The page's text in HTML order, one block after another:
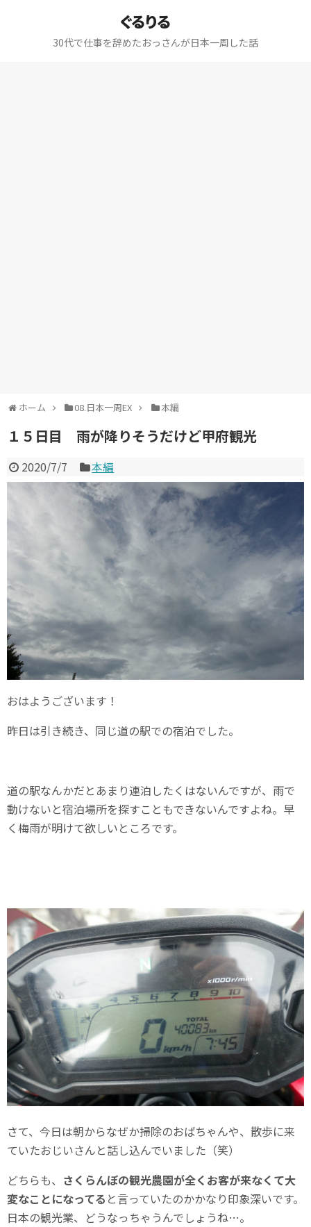
ぐるりる
30代で仕事を辞めたおっさんが日本一周した話
ホーム 08.日本一周EX 本編
１５日目 雨が降りそうだけど甲府観光
2020/7/7 本編
おはようございます！
昨日は引き続き、同じ道の駅での宿泊でした。
道の駅なんかだとあまり連泊したくはないんですが、雨で
動けないと宿泊場所を探すこともできないんですよね。早
く梅雨が明けて欲しいところです。
さて、今日は朝からなぜか掃除のおばちゃんや、散歩に来
ていたおじいさんと話し込んでいました（笑）
どちらも、 さくらんぼの観光農園が全くお客が来なくて大
変なことになってる と言っていたのかかなり印象深いです。
日本の観光業、どうなっちゃうんでしょうね…。